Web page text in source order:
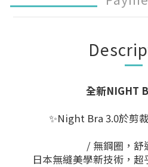
全新NIGHT
✨Night Bra 3.0於剪
/ 無鋼圈，舒
日本無縫美學新技術，